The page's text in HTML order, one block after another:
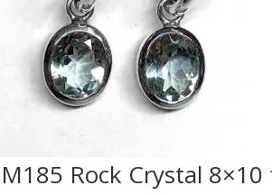
Rock Crystal 8×10